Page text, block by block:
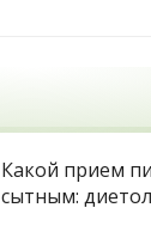
Какой прием
сытным: